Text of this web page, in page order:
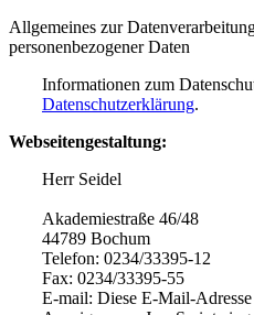
Allgemeines zur
personenbezogener Daten
Informationen zum
Datenschutzerklärung.
Webseitengestaltung:
Herr Seidel
Akademiestraße 46/48
44789 Bochum
Telefon: 0234/33395-12
Fax: 0234/33395-55
E-mail: Diese E-Mail-